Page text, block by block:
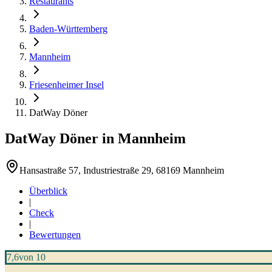
Baden-Württemberg
Mannheim
Friesenheimer Insel
DatWay Döner
DatWay Döner in Mannheim
Hansastraße 57, Industriestraße 29, 68169 Mannheim
Überblick
|
Check
|
Bewertungen
7,6von 10